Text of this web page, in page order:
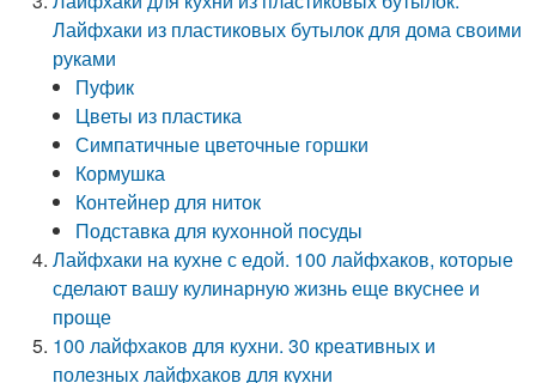
Лайфхаки из пластиковых бутылок для дома своими
руками
Пуфик
Цветы из пластика
Симпатичные цветочные горшки
Кормушка
Контейнер для ниток
Подставка для кухонной посуды
Лайфхаки на кухне с едой. 100 лайфхаков, которые
сделают вашу кулинарную жизнь еще вкуснее и
проще
100 лайфхаков для кухни. 30 креативных и
полезных лайфхаков для кухни